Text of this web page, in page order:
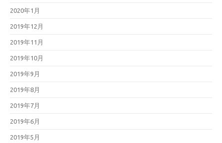
2020年1月
2019年12月
2019年11月
2019年10月
2019年9月
2019年8月
2019年7月
2019年6月
2019年5月